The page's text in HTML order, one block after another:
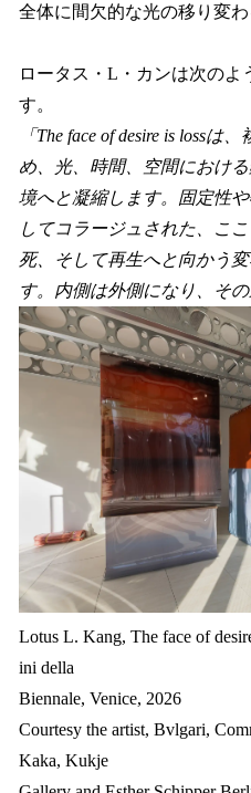
全体に間欠的な光の移り変
ロータス・L・カンは次のよ
す。
「The face of desire is lossは
め、光、時間、空間におけ
境へと凝縮します。固定性
してコラージュされた、こ
死、そして再生へと向かう
す。内側は外側になり、その
Lotus L. Kang, The face of
ini della
Biennale, Venice, 2026
Courtesy the artist, Bvlgari,
Kaka, Kukje